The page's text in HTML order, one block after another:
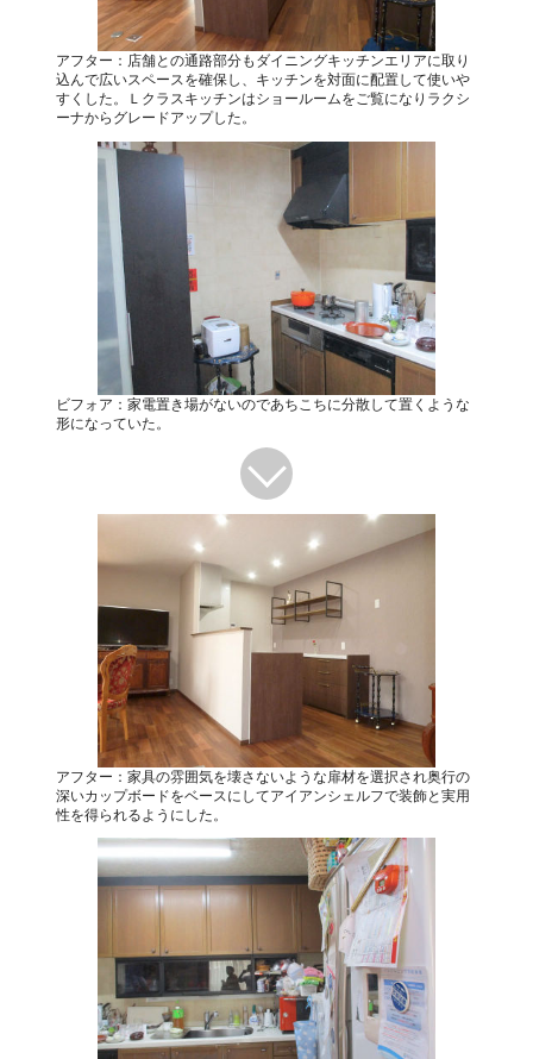
アフター：店舗との通路部分もダイニングキッチンエリアに取り
込んで広いスペースを確保し、キッチンを対面に配置して使いや
すくした。Ｌクラスキッチンはショールームをご覧になりラクシ
ーナからグレードアップした。
ビフォア：家電置き場がないのであちこちに分散して置くような
形になっていた。
アフター：家具の雰囲気を壊さないような扉材を選択され奥行の
深いカップボードをベースにしてアイアンシェルフで装飾と実用
性を得られるようにした。